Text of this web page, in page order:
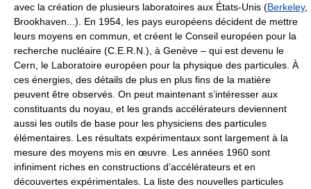
avec la création de plusieurs laboratoires aux États-Unis (Berkeley,
Brookhaven...). En 1954, les pays européens décident de mettre
leurs moyens en commun, et créent le Conseil européen pour la
recherche nucléaire (C.E.R.N.), à Genève – qui est devenu le
Cern, le Laboratoire européen pour la physique des particules. À
ces énergies, des détails de plus en plus fins de la matière
peuvent être observés. On peut maintenant s’intéresser aux
constituants du noyau, et les grands accélérateurs deviennent
aussi les outils de base pour les physiciens des particules
élémentaires. Les résultats expérimentaux sont largement à la
mesure des moyens mis en œuvre. Les années 1960 sont
infiniment riches en constructions d’accélérateurs et en
découvertes expérimentales. La liste des nouvelles particules